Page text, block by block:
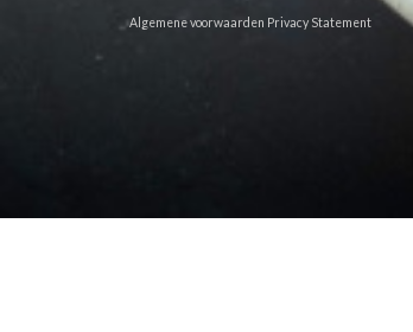
Algemene voorwaarden Privacy Statement